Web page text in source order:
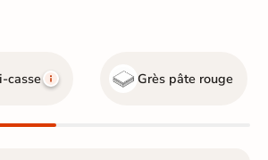
casse Grès pâte rouge